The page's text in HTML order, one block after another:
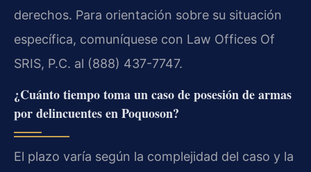
derechos. Para orientación sobre su situación
específica, comuníquese con Law Offices Of
SRIS, P.C. al (888) 437-7747.
¿Cuánto tiempo toma un caso de posesión de armas
por delincuentes en Poquoson?
El plazo varía según la complejidad del caso y la